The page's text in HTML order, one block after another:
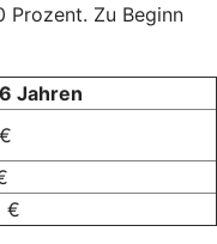
Prozent. Zu Beginn
Jahren
€